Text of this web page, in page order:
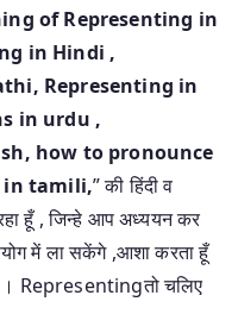
of Representing in
in Hindi ,
Representing in
in urdu ,
how to pronounce
in tamili,” की हिंदी व
हूँ , जिन्हे आप अध्ययन कर
में ला सकेंगे ,आशा करता हूँ
Representingतो चलिए